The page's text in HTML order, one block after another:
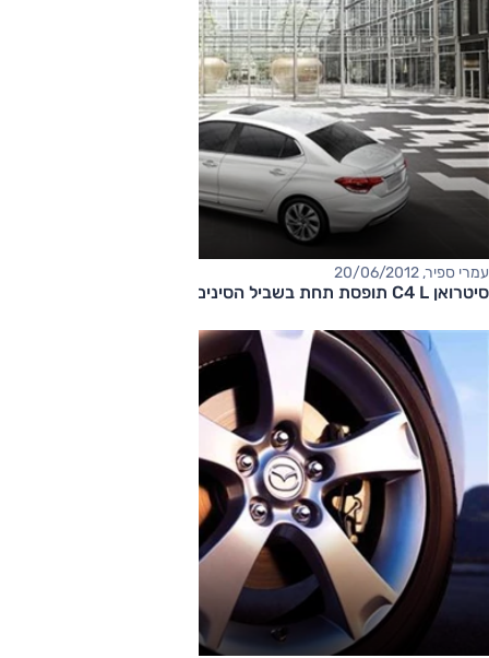
עמרי ספיר, 20/06/2012
סיטרואן C4 L תופסת תחת בשביל הסינים